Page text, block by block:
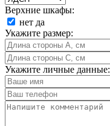
Верхние шкафы:
нет да
Укажите размер:
Укажите личные данные: